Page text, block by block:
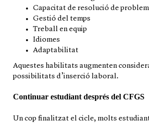
Capacitat de resolució de
Gestió del temps
Treball en equip
Idiomes
Adaptabilitat
Aquestes habilitats augmenten
possibilitats d’inserció laboral.
Continuar estudiant després del CFGS
Un cop finalitzat el cicle, molts